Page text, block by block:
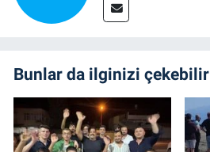
Bunlar da ilginizi çekebilir